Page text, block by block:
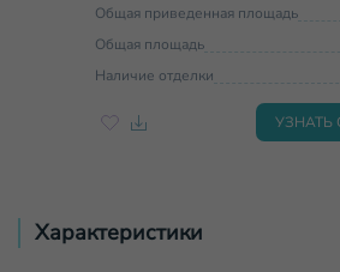
Общая приведенная площадь
Общая площадь
Наличие отделки
УЗНАТЬ
Характеристики